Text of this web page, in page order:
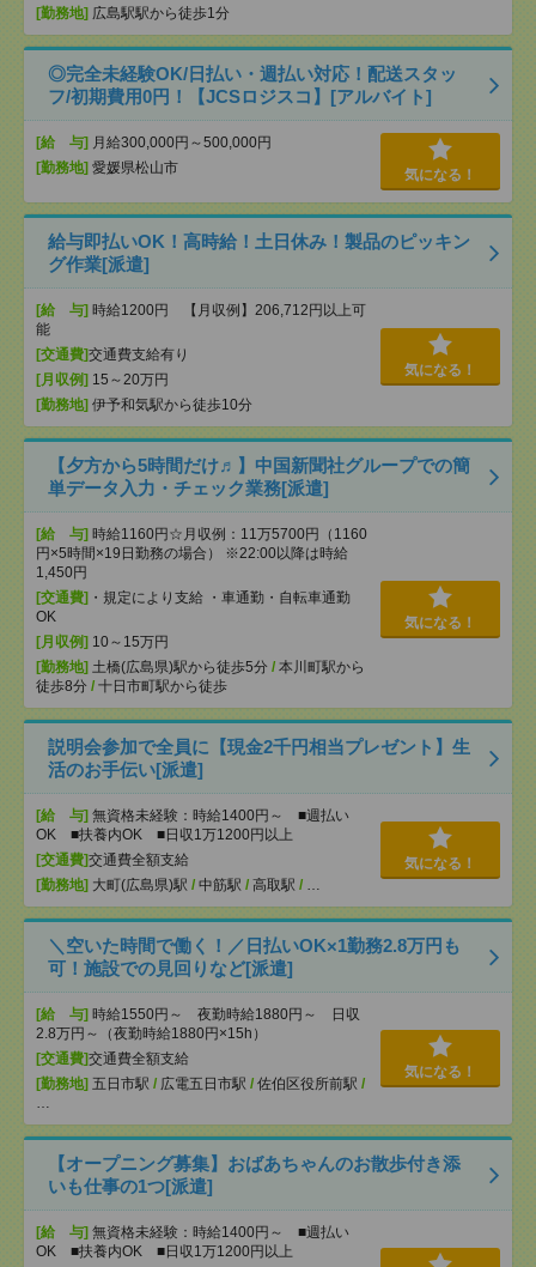
[勤務地] 広島駅駅から徒歩1分
◎完全未経験OK/日払い・週払い対応！配送スタッ
フ/初期費用0円！【JCSロジスコ】[アルバイト]
[給 与] 月給300,000円～500,000円
[勤務地] 愛媛県松山市 気になる！
給与即払いOK！高時給！土日休み！製品のピッキン
グ作業[派遣]
[給 与] 時給1200円 【月収例】206,712円以上可
能
[交通費]交通費支給有り
[月収例] 15～20万円
[勤務地] 伊予和気駅から徒歩10分
気になる！
【夕方から5時間だけ♬】中国新聞社グループでの簡
単データ入力・チェック業務[派遣]
[給 与] 時給1160円☆月収例：11万5700円（1160
円×5時間×19日勤務の場合） ※22:00以降は時給
1,450円
[交通費] ・規定により支給 ・車通勤・自転車通勤
OK
[月収例] 10～15万円
[勤務地] 土橋(広島県)駅から徒歩5分 / 本川町駅から
徒歩8分 / 十日市町駅から徒歩
気になる！
説明会参加で全員に【現金2千円相当プレゼント】生
活のお手伝い[派遣]
[給 与] 無資格未経験：時給1400円～ ■週払い
OK ■扶養内OK ■日収1万1200円以上
[交通費]交通費全額支給
[勤務地] 大町(広島県)駅 / 中筋駅 / 高取駅 / …
気になる！
＼空いた時間で働く！／日払いOK×1勤務2.8万円も
可！施設での見回りなど[派遣]
[給 与] 時給1550円～ 夜勤時給1880円～ 日収
2.8万円～（夜勤時給1880円×15h）
[交通費]交通費全額支給
[勤務地] 五日市駅 / 広電五日市駅 / 佐伯区役所前駅 /
…
気になる！
【オープニング募集】おばあちゃんのお散歩付き添
いも仕事の1つ[派遣]
[給 与] 無資格未経験：時給1400円～ ■週払い
OK ■扶養内OK ■日収1万1200円以上